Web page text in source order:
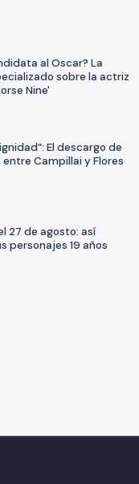
al Oscar? La
sobre la actriz
Nine'
El descargo de
Campillai y Flores
27 de agosto: así
personajes 19 años